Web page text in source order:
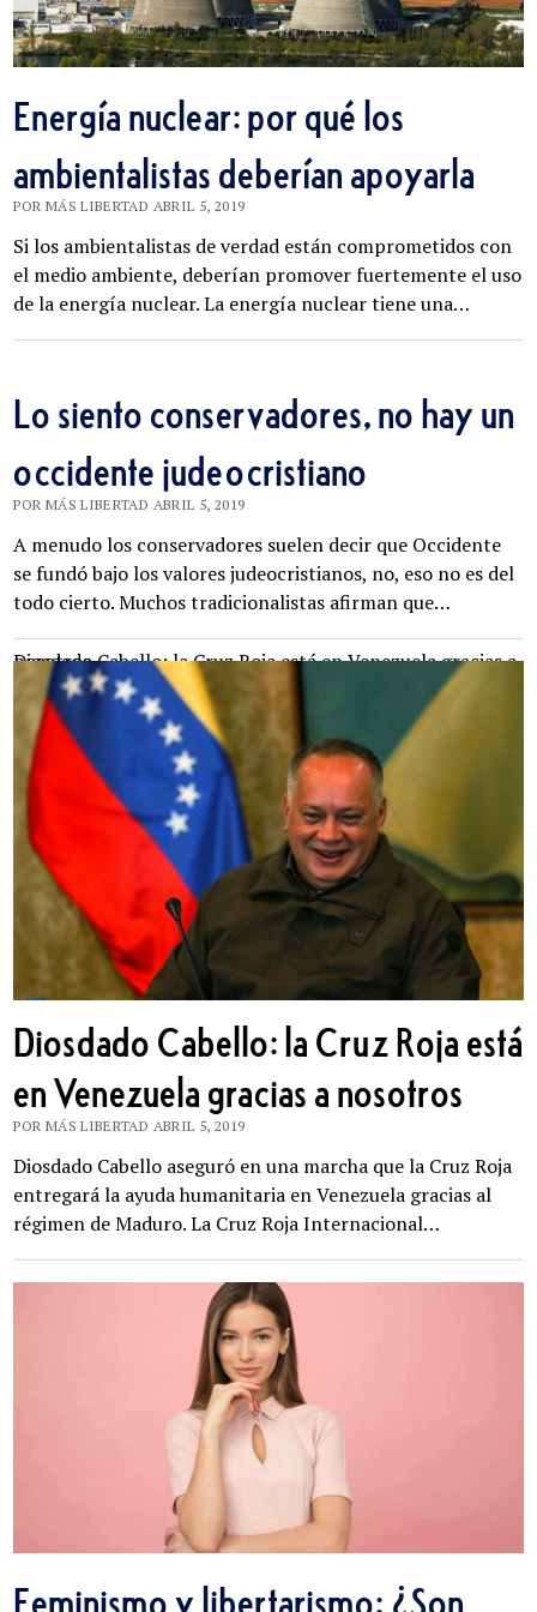
Energía nuclear: por qué los
ambientalistas deberían apoyarla
POR MÁS LIBERTAD ABRIL 5, 2019
Si los ambientalistas de verdad están comprometidos con
el medio ambiente, deberían promover fuertemente el uso
de la energía nuclear. La energía nuclear tiene una…
Lo siento conservadores, no hay un
occidente judeocristiano
POR MÁS LIBERTAD ABRIL 5, 2019
A menudo los conservadores suelen decir que Occidente
se fundó bajo los valores judeocristianos, no, eso no es del
todo cierto. Muchos tradicionalistas afirman que…
Diosdado Cabello: la Cruz Roja está en Venezuela gracias a nosotros
Diosdado Cabello: la Cruz Roja está
en Venezuela gracias a nosotros
POR MÁS LIBERTAD ABRIL 5, 2019
Diosdado Cabello aseguró en una marcha que la Cruz Roja
entregará la ayuda humanitaria en Venezuela gracias al
régimen de Maduro. La Cruz Roja Internacional…
Feminismo y libertarismo: ¿Son